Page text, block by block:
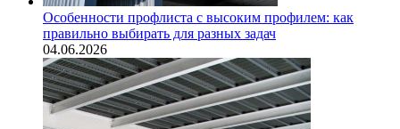
Особенности профлиста с высоким профилем: как
правильно выбирать для разных задач
04.06.2026